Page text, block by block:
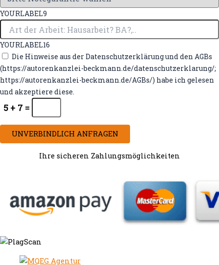
YOURLABEL9
YOURLABEL16
Die Hinweise aus der Datenschutzerklärung und den AGBs
(https://autorenkanzlei-beckmann.de/datenschutzerklarung/;
https://autorenkanzlei-beckmann.de/AGBs/) habe ich gelesen
und akzeptiere diese.
5 + 7 =
UNVERBINDLICH ANFRAGEN
Ihre sicheren Zahlungsmöglichkeiten